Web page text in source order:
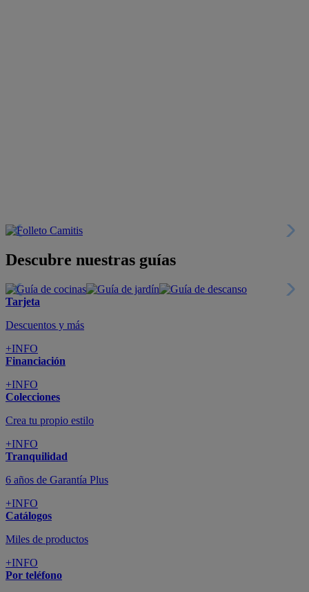
Descubre nuestras guías
Tarjeta
Descuentos y más
+INFO
Financiación
+INFO
Colecciones
Crea tu propio estilo
+INFO
Tranquilidad
6 años de Garantía Plus
+INFO
Catálogos
Miles de productos
+INFO
Por teléfono